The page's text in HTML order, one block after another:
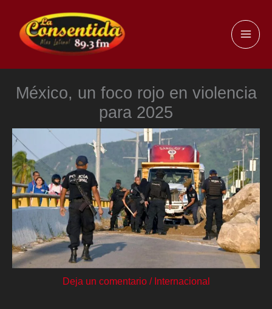
contenido
México, un foco rojo en violencia
para 2025
Deja un comentario / Internacional